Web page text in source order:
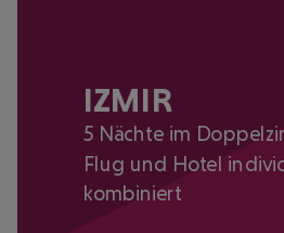
IZMIR
5 Nächte im
Flug und Hotel
kombiniert